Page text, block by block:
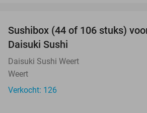
Sushibox (44 of 106 stuks)
Daisuki Sushi
Daisuki Sushi Weert
Weert
Verkocht: 126